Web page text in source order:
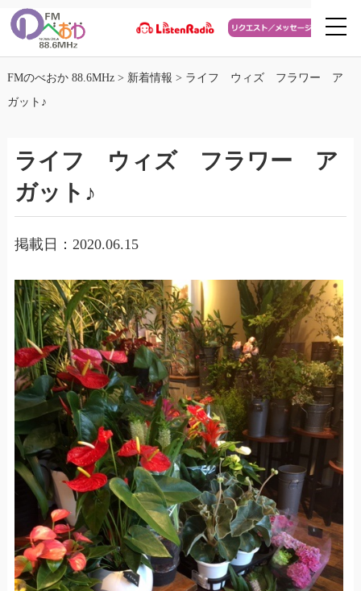
FMのべおか 88.6MHz> 新着情報 > ライフ ウィズ フラワー ア
ガット♪
ライフ ウィズ フラワー ア
ガット♪
掲載日：2020.06.15